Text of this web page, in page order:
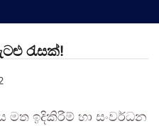
රැසක්!
ඉදිකිරීම් හා සංවර්ධන